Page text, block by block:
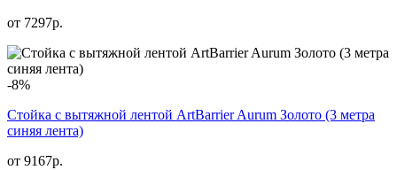
от 7297р.
-8%
Стойка с вытяжной лентой ArtBarrier Aurum Золото (3 метра
синяя лента)
от 9167р.